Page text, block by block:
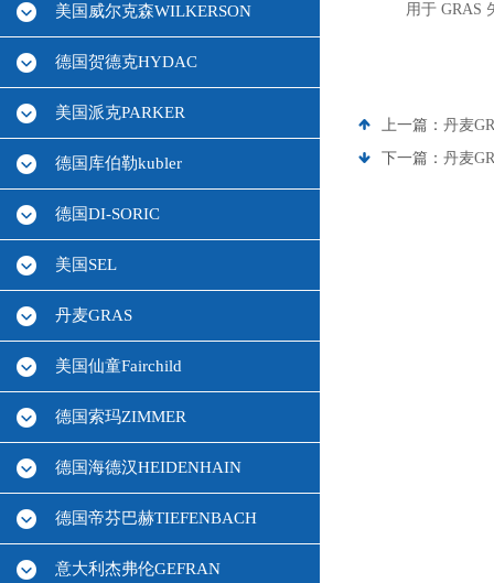
美国威尔克森WILKERSON
德国贺德克HYDAC
美国派克PARKER
德国库伯勒kubler
德国DI-SORIC
美国SEL
丹麦GRAS
美国仙童Fairchild
德国索玛ZIMMER
德国海德汉HEIDENHAIN
德国帝芬巴赫TIEFENBACH
意大利杰弗伦GEFRAN
用于 GRAS
上一篇： 丹麦
下一篇： 丹麦